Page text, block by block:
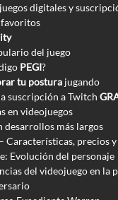
digitales y
favoritos
del juego
PEGI?
tu postura jugando
suscripción a Twitch
en videojuegos
desarrollos más largos
Características, precios y
Evolución del personaje
del videojuego en la